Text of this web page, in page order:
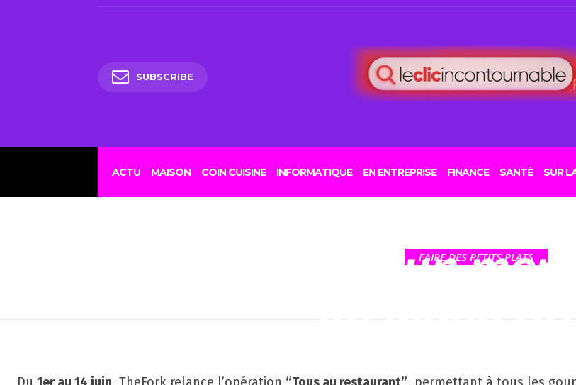
SUBSCRIBE
ACTU MAISON COIN CUISINE INFORMATIQUE EN ENTREPRISE FINANCE SANTÉ SUR
29 MAI 2026
Rhône : TheFork
l’opération
exclusive unFAIRE DES PETITS PLATS